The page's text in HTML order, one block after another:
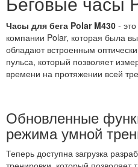
Часы для бега Polar M430 -
компании Polar, которая была
обладают встроенным
пульса, который позволяет
времени на протяжении всей
Обновленные
режима умной
Теперь доступна загрузка